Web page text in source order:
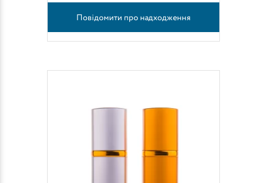
Повідомити про надходження